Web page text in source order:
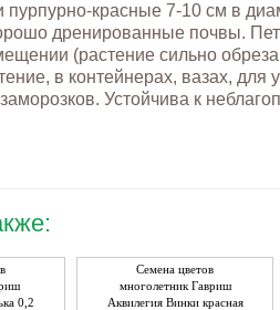
пурпурно-красные 7-10 см в
дренированные почвы.
(растение сильно
в контейнерах, вазах,
Устойчива к
0,2
Семена цветов
многолетник Гавриш
Аквилегия Винки красная